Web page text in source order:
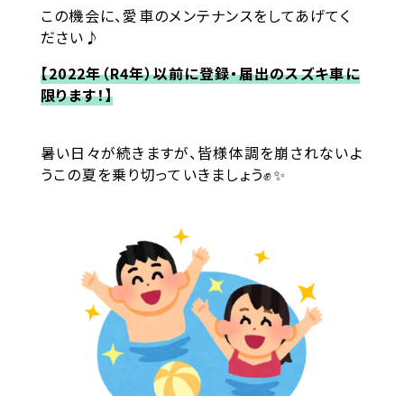
この機会に、愛車のメンテナンスをしてあげてく
ださい♪
【2022年（R4年）以前に登録・届出のスズキ車に
限ります！】
暑い日々が続きますが、皆様体調を崩されないよ
うこの夏を乗り切っていきましょう✊✨